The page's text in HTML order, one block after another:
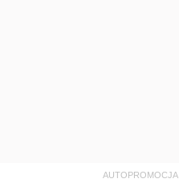
AUTOPROMOCJA